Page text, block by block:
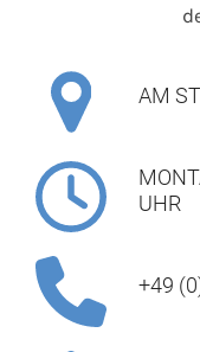
AM
UHR
+49